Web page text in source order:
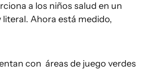
a los niños salud en un
Ahora está medido,
con áreas de juego verdes